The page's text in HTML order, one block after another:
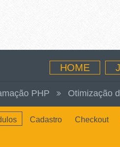
HOME
PHP Otimização
Cadastro Checkout